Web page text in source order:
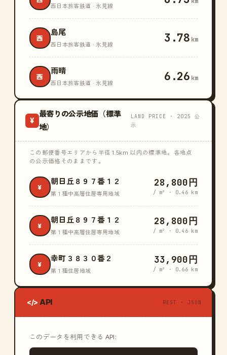
西日本旅客鉄道 · 氷見線
西
島尾
西日本旅客鉄道 · 氷見線 3.78 km
西
雨晴
西日本旅客鉄道 · 氷見線 6.26 km
¥
最寄りの公示地価（標準
地）
LAND PRICE · 2025 公
示
この郵便番号エリアから半径 1.5km 以内の標準地。各地点
の公示価格そのままです。
¥
朝日丘８９７番１２
第１種中高層住居専用地域
28,800円
/ m² · 0.46 km
¥
朝日丘８９７番１２
第１種中高層住居専用地域
28,800円
/ m² · 0.46 km
¥
幸町３８３０番２
第１種住居地域
33,900円
/ m² · 0.66 km
</> API REST · JSON
このデータを利用できる API: